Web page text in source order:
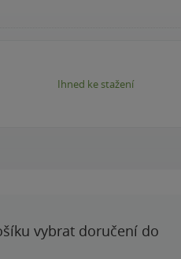
Ihned ke stažení
vybrat doručení do